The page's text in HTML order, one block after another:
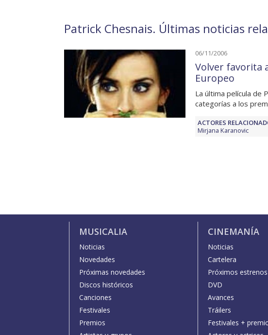
Patrick Chesnais. Últimas noticias
06/11/2006
Volver favorita
Europeo
La última película de
categorías a los
ACTORES
Mirjana Karanovic
MUSICALIA
Noticias
Novedades
Próximas novedades
Discos históricos
Canciones
Festivales
Premios
CINEMANÍA
Noticias
Cartelera
Próximos estrenos
DVD
Avances
Tráilers
Festivales +